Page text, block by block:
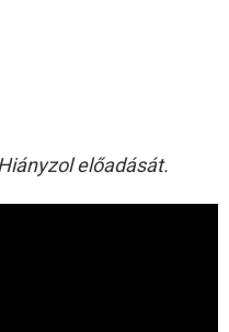
előadását.